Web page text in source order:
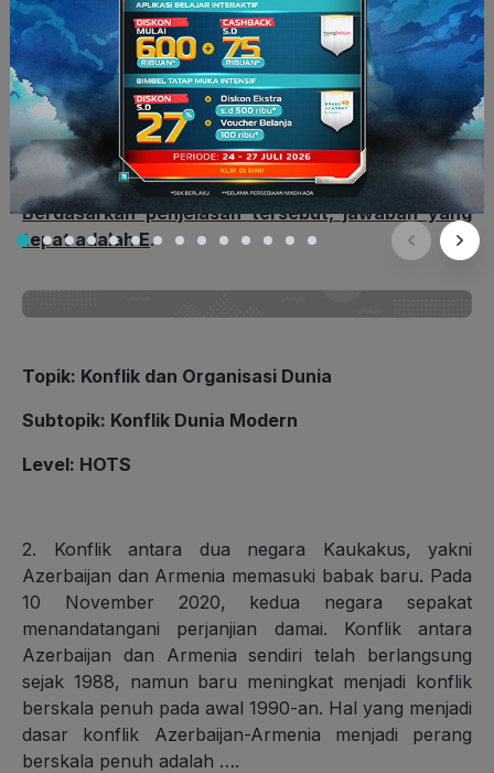
pulau-pulau yang membahayakan pelayaran.
Itinerario menyajikan panduan bagaimana
menghindari Portugis di Selat Malaka dan
menampilkan rute pelayaran alternatif lewat Selat
Sunda. Terbitnya Itinerariopada tahun 1596
kemudian digunakan Belanda dalam melakukan
ekspedisi pertamanya ke Nusantara.
Berdasarkan penjelasan tersebut, jawaban yang
tepat adalah E.
Topik: Konflik dan Organisasi Dunia
Subtopik: Konflik Dunia Modern
Level: HOTS
2. Konflik antara dua negara Kaukakus, yakni
Azerbaijan dan Armenia memasuki babak baru. Pada
10 November 2020, kedua negara sepakat
menandatangani perjanjian damai. Konflik antara
Azerbaijan dan Armenia sendiri telah berlangsung
sejak 1988, namun baru meningkat menjadi konflik
berskala penuh pada awal 1990-an. Hal yang menjadi
dasar konflik Azerbaijan-Armenia menjadi perang
berskala penuh adalah ….